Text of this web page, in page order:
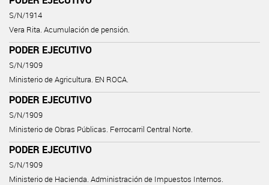
S/N/1914
Vera Rita. Acumulación de pensión.
PODER EJECUTIVO
S/N/1909
Ministerio de Agricultura. EN ROCA.
PODER EJECUTIVO
S/N/1909
Ministerio de Obras Públicas. Ferrocarril Central Norte.
PODER EJECUTIVO
S/N/1909
Ministerio de Hacienda. Administración de Impuestos Internos.